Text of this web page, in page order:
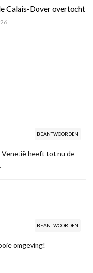
Calais-Dover overtocht
BEANTWOORDEN
Venetië heeft tot nu de
BEANTWOORDEN
omgeving!